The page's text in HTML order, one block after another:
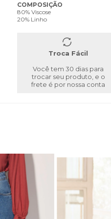
COMPOSIÇÃO
80% Viscose
20% Linho
Troca Fácil
Você tem 30 dias para
trocar seu produto, e o
frete é por nossa conta